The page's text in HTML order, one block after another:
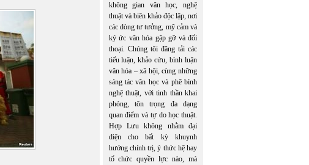
không gian văn học, nghệ
thuật và biên khảo độc lập, nơi
các dòng tư tưởng, mỹ cảm và
ký ức văn hóa gặp gỡ và đối
thoại. Chúng tôi đăng tải các
tiểu luận, khảo cứu, bình luận
văn hóa – xã hội, cùng những
sáng tác văn học và phê bình
nghệ thuật, với tinh thần khai
phóng, tôn trọng đa dạng
quan điểm và tự do học thuật.
Hợp Lưu không nhằm đại
diện cho bất kỳ khuynh
hướng chính trị, ý thức hệ hay
tổ chức quyền lực nào, mà